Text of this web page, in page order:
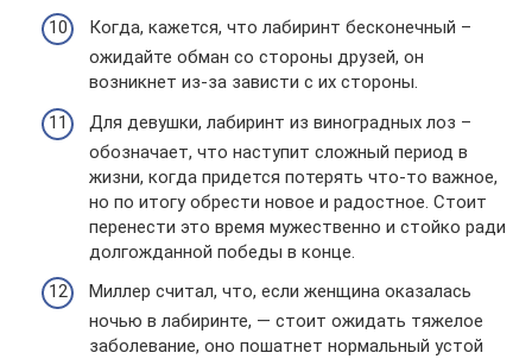
Когда, кажется, что лабиринт бесконечный –
ожидайте обман со стороны друзей, он
возникнет из-за зависти с их стороны.
Для девушки, лабиринт из виноградных лоз –
обозначает, что наступит сложный период в
жизни, когда придется потерять что-то важное,
но по итогу обрести новое и радостное. Стоит
перенести это время мужественно и стойко ради
долгожданной победы в конце.
Миллер считал, что, если женщина оказалась
ночью в лабиринте, — стоит ожидать тяжелое
заболевание, оно пошатнет нормальный устой